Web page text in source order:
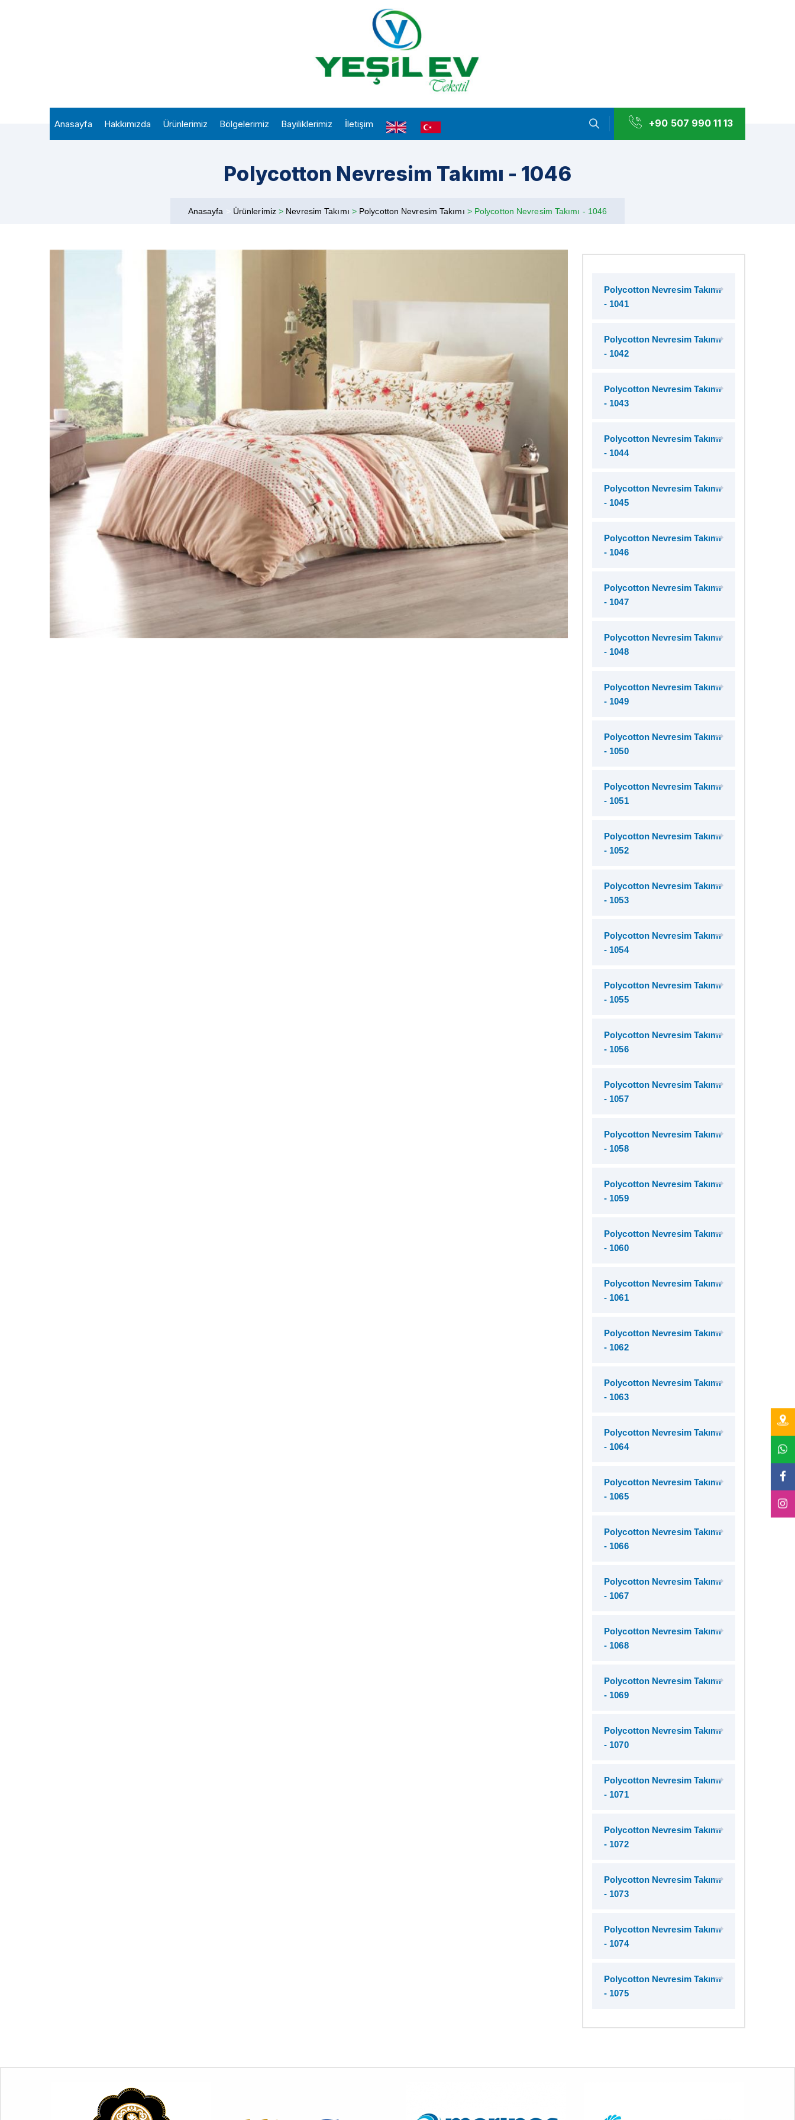
Anasayfa Hakkımızda Ürünlerimiz Bölgelerimiz Bayiliklerimiz İletişim +90 507 990 11 13
Polycotton Nevresim Takımı - 1046
Anasayfa > Ürünlerimiz> Nevresim Takımı > Polycotton Nevresim Takımı > Polycotton Nevresim Takımı - 1046
Polycotton Nevresim Takımı
- 1041
Polycotton Nevresim Takımı
- 1042
Polycotton Nevresim Takımı
- 1043
Polycotton Nevresim Takımı
- 1044
Polycotton Nevresim Takımı
- 1045
Polycotton Nevresim Takımı
- 1046
Polycotton Nevresim Takımı
- 1047
Polycotton Nevresim Takımı
- 1048
Polycotton Nevresim Takımı
- 1049
Polycotton Nevresim Takımı
- 1050
Polycotton Nevresim Takımı
- 1051
Polycotton Nevresim Takımı
- 1052
Polycotton Nevresim Takımı
- 1053
Polycotton Nevresim Takımı
- 1054
Polycotton Nevresim Takımı
- 1055
Polycotton Nevresim Takımı
- 1056
Polycotton Nevresim Takımı
- 1057
Polycotton Nevresim Takımı
- 1058
Polycotton Nevresim Takımı
- 1059
Polycotton Nevresim Takımı
- 1060
Polycotton Nevresim Takımı
- 1061
Polycotton Nevresim Takımı
- 1062
Polycotton Nevresim Takımı
- 1063
Polycotton Nevresim Takımı
- 1064
Polycotton Nevresim Takımı
- 1065
Polycotton Nevresim Takımı
- 1066
Polycotton Nevresim Takımı
- 1067
Polycotton Nevresim Takımı
- 1068
Polycotton Nevresim Takımı
- 1069
Polycotton Nevresim Takımı
- 1070
Polycotton Nevresim Takımı
- 1071
Polycotton Nevresim Takımı
- 1072
Polycotton Nevresim Takımı
- 1073
Polycotton Nevresim Takımı
- 1074
Polycotton Nevresim Takımı
- 1075